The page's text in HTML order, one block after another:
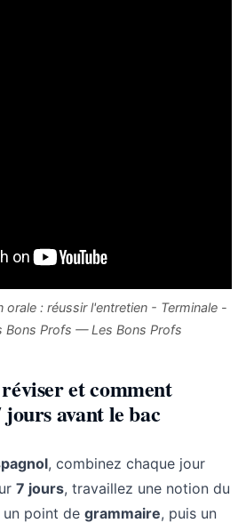
orale : réussir l'entretien - Terminale -
Bons Profs — Les Bons Profs
et comment
avant le bac
, combinez chaque jour
7 jours, travaillez une notion du
un point de grammaire, puis un